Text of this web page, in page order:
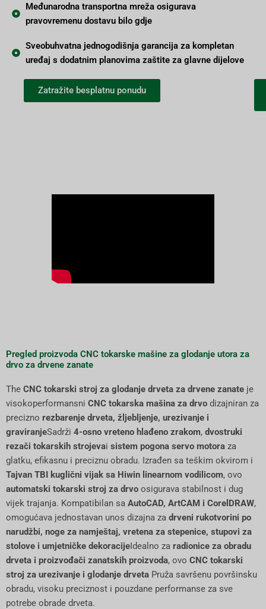
Međunarodna transportna mreža osigurava
pravovremenu dostavu bilo gdje
Sveobuhvatna jednogodišnja garancija za kompletan
uređaj s dodatnim planovima zaštite za glavne dijelove
Zatražite besplatnu ponudu
Pregled proizvoda CNC tokarske mašine za glodanje utora za
drvo za drvene zanate
The CNC tokarski stroj za glodanje drveta za drvene zanate je
visokoperformansni CNC tokarska mašina za drvo dizajniran za
precizno rezbarenje drveta, žljebljenje, urezivanje i
graviranjeSadrži 4-osno vreteno hlađeno zrakom, dvostruki
rezači tokarskih strojevai sistem pogona servo motora za
glatku, efikasnu i preciznu obradu. Izrađen sa teškim okvirom i
Tajvan TBI kuglični vijak sa Hiwin linearnom vodilicom, ovo
automatski tokarski stroj za drvo osigurava stabilnost i dug
vijek trajanja. Kompatibilan sa AutoCAD, ArtCAM i CorelDRAW,
omogućava jednostavan unos dizajna za drveni rukotvorini po
narudžbi, noge za namještaj, vretena za stepenice, stupovi za
stolove i umjetničke dekoracijeIdealno za radionice za obradu
drveta i proizvođači zanatskih proizvoda, ovo CNC tokarski
stroj za urezivanje i glodanje drveta Pruža savršenu površinsku
obradu, visoku preciznost i pouzdane performanse za sve
potrebe obrade drveta.